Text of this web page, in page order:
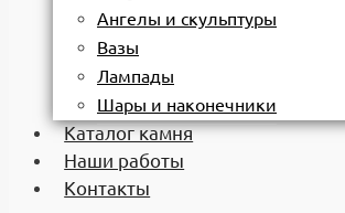
Ангелы и скульптуры
Вазы
Лампады
Шары и наконечники
Каталог камня
Наши работы
Контакты